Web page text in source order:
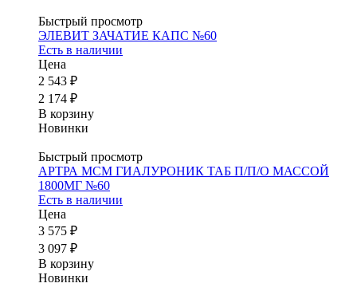
Быстрый просмотр
ЭЛЕВИТ ЗАЧАТИЕ КАПС №60
Есть в наличии
Цена
2 543 ₽
2 174 ₽
В корзину
Новинки
Быстрый просмотр
АРТРА МСМ ГИАЛУРОНИК ТАБ П/П/О МАССОЙ
1800МГ №60
Есть в наличии
Цена
3 575 ₽
3 097 ₽
В корзину
Новинки